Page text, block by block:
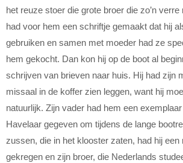
het reuze stoer die grote broer die zo’n
had voor hem een schriftje gemaakt dat hij
gebruiken en samen met moeder had ze
hem gekocht. Dan kon hij op de boot al
schrijven van brieven naar huis. Hij had zijn
missaal in de koffer zien leggen, want hij
natuurlijk. Zijn vader had hem een
Havelaar gegeven om tijdens de lange
zussen, die in het klooster zaten, had hij een
gekregen en zijn broer, die Nederlands